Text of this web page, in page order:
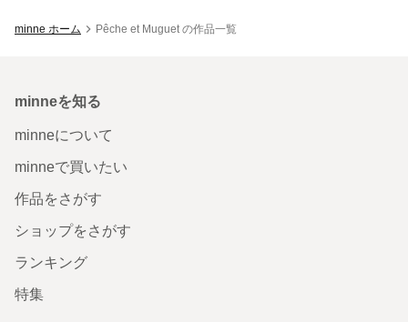
minne ホーム Pêche et Muguet の作品一覧
minneを知る
minneについて
minneで買いたい
作品をさがす
ショップをさがす
ランキング
特集